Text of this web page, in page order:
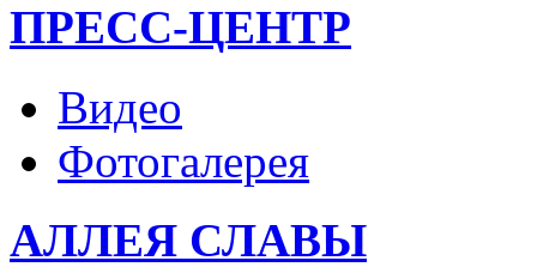
ПРЕСС-ЦЕНТР
Видео
Фотогалерея
АЛЛЕЯ СЛАВЫ